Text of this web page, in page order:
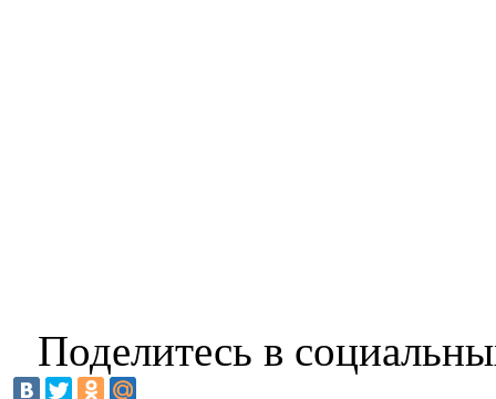
Поделитесь в